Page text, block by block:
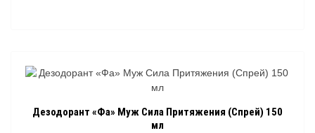
Дезодорант «Фа» Муж Сила Притяжения (Спрей) 150
мл